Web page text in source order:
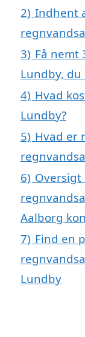
2) Indhent
3) Få nemt
Lundby,
4) Hvad
Lundby?
5) Hvad er
6) Oversigt
Aalborg
7) Find en
Lundby